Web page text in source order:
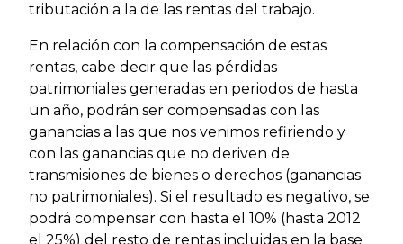
tributación a la de las rentas del trabajo.
En relación con la compensación de estas
rentas, cabe decir que las pérdidas
patrimoniales generadas en periodos de hasta
un año, podrán ser compensadas con las
ganancias a las que nos venimos refiriendo y
con las ganancias que no deriven de
transmisiones de bienes o derechos (ganancias
no patrimoniales). Si el resultado es negativo, se
podrá compensar con hasta el 10% (hasta 2012
el 25%) del resto de rentas incluidas en la base